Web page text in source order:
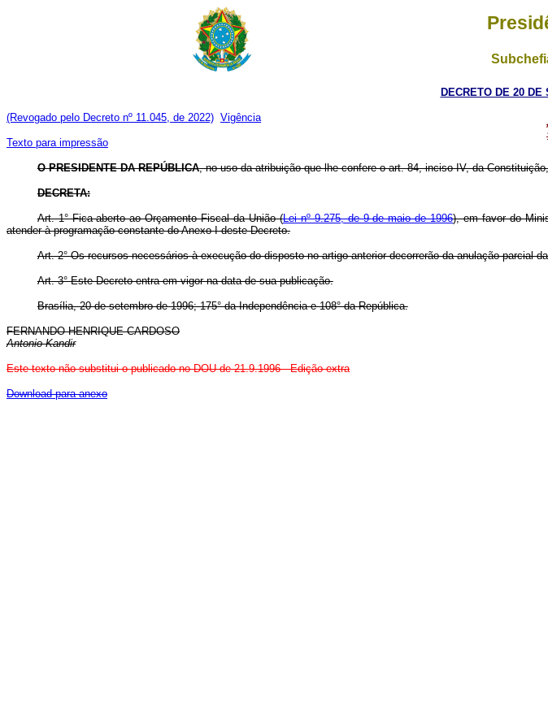
DECRETO DE 20 DE
(Revogado pelo Decreto nº 11.045, de 2022) Vigência
Texto para impressão
O PRESIDENTE DA REPÚBLICA, no uso da atribuição que lhe confere o art. 84, inciso IV, da
DECRETA:
Art. 1° Fica aberto ao Orçamento Fiscal da União (Lei nº 9.275, de 9 de maio de 1996), em favor do
atender à programação constante do Anexo I deste Decreto.
Art. 2° Os recursos necessários à execução do disposto no artigo anterior decorrerão da anulação parcial
Art. 3° Este Decreto entra em vigor na data de sua publicação.
Brasília, 20 de setembro de 1996; 175° da Independência e 108° da República.
FERNANDO HENRIQUE CARDOSO
Antonio Kandir
Este texto não substitui o publicado no DOU de 21.9.1996 - Edição extra
Download para anexo